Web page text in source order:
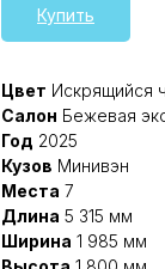
Купить
Цвет Искрящийся
Салон Бежевая
Год 2025
Кузов Минивэн
Места 7
Длина 5 315 мм
Ширина 1 985 мм